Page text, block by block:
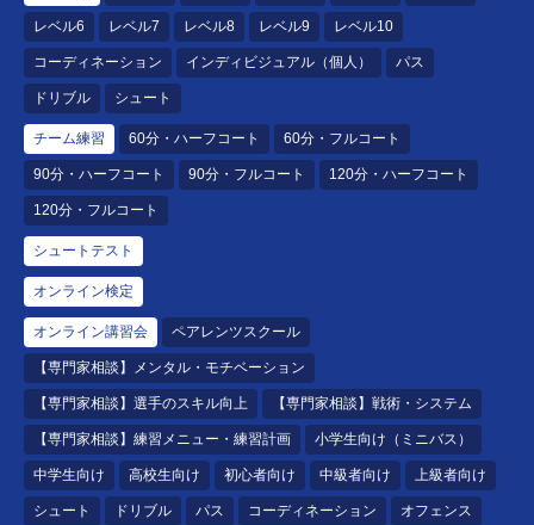
レベル6 レベル7 レベル8 レベル9 レベル10
コーディネーション インディビジュアル（個人） パス
ドリブル シュート
チーム練習 60分・ハーフコート 60分・フルコート
90分・ハーフコート 90分・フルコート 120分・ハーフコート
120分・フルコート
シュートテスト
オンライン検定
オンライン講習会 ペアレンツスクール
【専門家相談】メンタル・モチベーション
【専門家相談】選手のスキル向上 【専門家相談】戦術・システム
【専門家相談】練習メニュー・練習計画 小学生向け（ミニバス）
中学生向け 高校生向け 初心者向け 中級者向け 上級者向け
シュート ドリブル パス コーディネーション オフェンス